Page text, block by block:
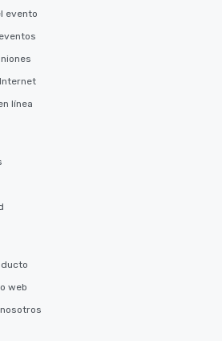
evento
línea
web